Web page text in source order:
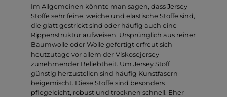
Im Allgemeinen könnte man sagen, dass Jersey
Stoffe sehr feine, weiche und elastische Stoffe sind,
die glatt gestrickt sind oder häufig auch eine
Rippenstruktur aufweisen. Ursprünglich aus reiner
Baumwolle oder Wolle gefertigt erfreut sich
heutzutage vor allem der Viskosejersey
zunehmender Beliebtheit. Um Jersey Stoff
günstig herzustellen sind häufig Kunstfasern
beigemischt. Diese Stoffe sind besonders
pflegeleicht, robust und trocknen schnell. Eher